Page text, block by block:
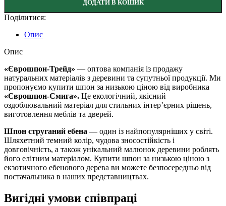
ДОДАТИ В КОШИК
Поділитися:
Опис
Опис
«Єврошпон-Трейд» — оптова компанія із продажу
натуральних матеріалів з деревини та супутньої продукції. Ми
пропонуємо купити шпон за низькою ціною від виробника
«Єврошпон-Смига». Це екологічний, якісний
оздоблювальний матеріал для стильних інтер’єрних рішень,
виготовлення меблів та дверей.
Шпон струганий ебена — один із найпопулярніших у світі.
Шляхетний темний колір, чудова зносостійкість і
довговічність, а також унікальний малюнок деревини роблять
його елітним матеріалом. Купити шпон за низькою ціною з
екзотичного ебенового дерева ви можете безпосередньо від
постачальника в наших представництвах.
Вигідні умови співпраці